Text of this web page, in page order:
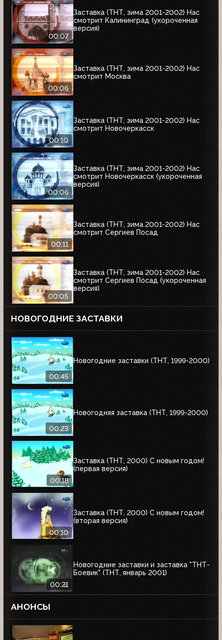
00:07
Заставка (ТНТ, зима 2001-2002) Нас
смотрит Калининград (укороченная
версия)
00:06
Заставка (ТНТ, зима 2001-2002) Нас
смотрит Москва
00:10
Заставка (ТНТ, зима 2001-2002) Нас
смотрит Новочеркасск
00:06
Заставка (ТНТ, зима 2001-2002) Нас
смотрит Новочеркасск (укороченная
версия)
00:11
Заставка (ТНТ, зима 2001-2002) Нас
смотрит Сергиев Посад
00:05
Заставка (ТНТ, зима 2001-2002) Нас
смотрит Сергиев Посад (укороченная
версия)
НОВОГОДНИЕ ЗАСТАВКИ
00:45
Новогодние заставки (ТНТ, 1999-2000)
00:23
Новогодняя заставка (ТНТ, 1999-2000)
00:18
Заставка (ТНТ, 2000) С новым годом!
(первая версия)
00:10
Заставка (ТНТ, 2000) С новым годом!
(вторая версия)
00:21
Новогодние заставки и заставка "ТНТ-
Боевик" (ТНТ, январь 2001)
АНОНСЫ